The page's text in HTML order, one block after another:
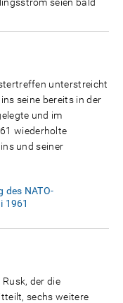
unterstreicht
seine bereits in der
und im
wiederholte
und seiner
des NATO-
1961
der die
sechs weitere